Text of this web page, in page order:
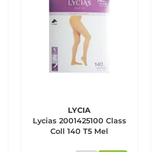
LYCIA
Lycias 2001425100 Class
Coll 140 T5 Mel